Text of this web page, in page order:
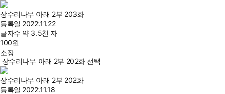
상수리나무 아래 2부 203화
등록일 2022.11.22
글자수 약 3.5천 자
100원
소장
상수리나무 아래 2부 202화 선택
상수리나무 아래 2부 202화
등록일 2022.11.18